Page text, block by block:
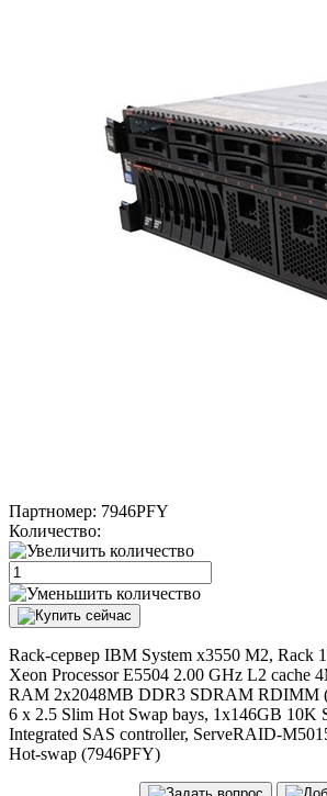
Партномер: 7946PFY
Количество:
Rack-сервер IBM System x3550 M2, Rack
Xeon Processor E5504 2.00 GHz L2 cache
RAM 2x2048MB DDR3 SDRAM RDIMM
6 x 2.5 Slim Hot Swap bays, 1x146GB 10K
Integrated SAS controller, ServeRAID-
Hot-swap (7946PFY)